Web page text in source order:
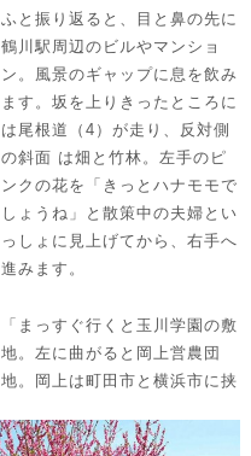
ふと振り返ると、目と鼻の先に
鶴川駅周辺のビルやマンショ
ン。風景のギャップに息を飲み
ます。坂を上りきったところに
は尾根道（4）が走り、反対側
の斜面 は畑と竹林。左手のピ
ンクの花を「きっとハナモモで
しょうね」と散策中の夫婦とい
っしょに見上げてから、右手へ
進みます。
「まっすぐ行くと玉川学園の敷
地。左に曲がると岡上営農団
地。岡上は町田市と横浜市に挟